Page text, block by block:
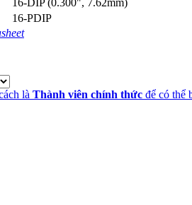
16-PDIP
là Thành viên chính thức để có thể